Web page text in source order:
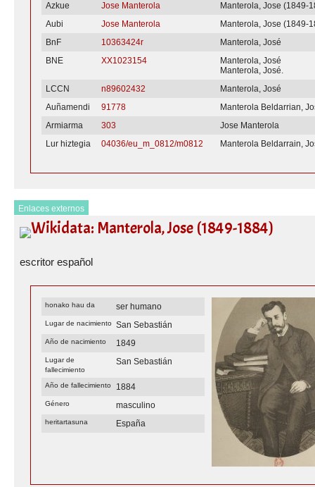
Azkue
Jose Manterola
Manterola, Jose (1849-
Aubi
Jose Manterola
Manterola, Jose (1849-
BnF
10363424r
Manterola, José
BNE
XX1023154
Manterola, José
Manterola, José.
LCCN
n89602432
Manterola, José
Auñamendi
91778
Manterola Beldarrian,
Armiarma
303
Jose Manterola
Lur hiztegia
04036/eu_m_0812/m0812 Manterola Beldarrain,
Enlaces externos
Wikidata: Manterola, Jose (1849-1884)
escritor español
honako hau da ser humano
Lugar de nacimiento San Sebastián
Año de nacimiento 1849
Lugar de
fallecimiento
San Sebastián
Año de fallecimiento 1884
Género masculino
heritartasuna España